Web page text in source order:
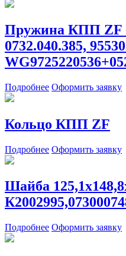
Пружина КПП ZF
0732.040.385,
Подробнее Оформить заявку
Кольцо КПП ZF
Подробнее Оформить заявку
Шайба
Подробнее Оформить заявку